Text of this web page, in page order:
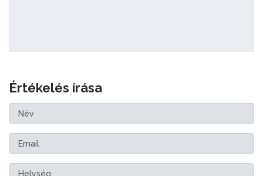
Értékelés írása